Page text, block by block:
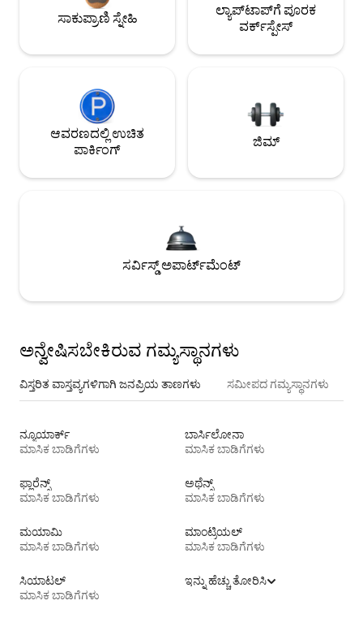
ಸಾಕುಪ್ರಾಣಿ ಸ್ನೇಹಿ
ಲ್ಯಾಪ್‌ಟಾಪ್‌ಗೆ ಪೂರಕ
ವರ್ಕ್‌ಸ್ಪೇಸ್
ಆವರಣದಲ್ಲಿ ಉಚಿತ
ಪಾರ್ಕಿಂಗ್
ಜಿಮ್
ಸರ್ವಿಸ್ಡ್ ಅಪಾರ್ಟ್‌ಮೆಂಟ್
ಅನ್ವೇಷಿಸಬೇಕಿರುವ ಗಮ್ಯಸ್ಥಾನಗಳು
ವಿಸ್ತರಿತ ವಾಸ್ತವ್ಯಗಳಿಗಾಗಿ ಜನಪ್ರಿಯ ತಾಣಗಳು ಸಮೀಪದ ಗಮ್ಯಸ್ಥಾನಗಳು
ನ್ಯೂಯಾರ್ಕ್
ಮಾಸಿಕ ಬಾಡಿಗೆಗಳು
ಬಾರ್ಸಿಲೋನಾ
ಮಾಸಿಕ ಬಾಡಿಗೆಗಳು
ಫ್ಲಾರೆನ್ಸ್
ಮಾಸಿಕ ಬಾಡಿಗೆಗಳು
ಅಥೆನ್ಸ್
ಮಾಸಿಕ ಬಾಡಿಗೆಗಳು
ಮಯಾಮಿ
ಮಾಸಿಕ ಬಾಡಿಗೆಗಳು
ಮಾಂಟ್ರಿಯಲ್
ಮಾಸಿಕ ಬಾಡಿಗೆಗಳು
ಸಿಯಾಟಲ್
ಮಾಸಿಕ ಬಾಡಿಗೆಗಳು
ಇನ್ನು ಹೆಚ್ಚು ತೋರಿಸಿ